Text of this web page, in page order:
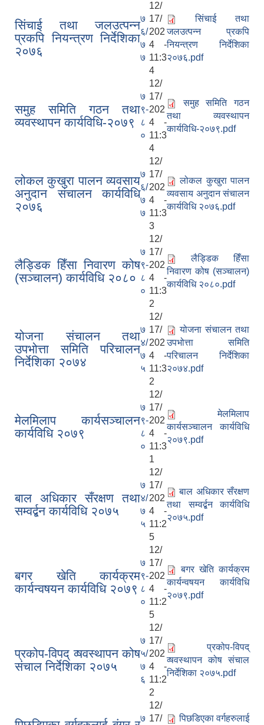
सिंचाई तथा जलउत्पन्न
प्रकपि नियन्त्रण निर्देशिका
२०७६
७
६/
७
७
12/
17/
202
4 -
11:3
4
सिंचाई तथा
जलउत्पन्न प्रकपि
नियन्त्रण निर्देशिका
२०७६.pdf
समुह समिति गठन तथा
व्यवस्थापन कार्यविधि-२०७९
७
९-
८
०
12/
17/
202
4 -
11:3
4
समुह समिति गठन
तथा व्यवस्थापन
कार्यविधि-२०७९.pdf
लोकल कुखुरा पालन व्यवसाय
अनुदान संचालन कार्यविधि
२०७६
७
६/
७
७
12/
17/
202
4 -
11:3
3
लोकल कुखुरा पालन
व्यवसाय अनुदान संचालन
कार्यविधि २०७६.pdf
लैड्डिक हिँसा निवारण कोष
(सञ्चालन) कार्यविधि २०८०
७
९-
८
०
12/
17/
202
4 -
11:3
2
लैड्डिक हिँसा
निवारण कोष (सञ्चालन)
कार्यविधि २०८०.pdf
योजना संचालन तथा
उपभोत्ता समिति परिचालन
निर्देशिका २०७४
७
४/
७
५
12/
17/
202
4 -
11:3
2
योजना संचालन तथा
उपभोत्ता समिति
परिचालन निर्देशिका
२०७४.pdf
म‍ेलमिलाप कार्यसञ्चालन
कार्यविधि २०७९
७
९-
८
०
12/
17/
202
4 -
11:3
1
म‍ेलमिलाप
कार्यसञ्चालन कार्यविधि
२०७९.pdf
बाल अधिकार सँरक्षण तथा
सम्वर्द्बन कार्यविधि २०७५
७
४/
७
५
12/
17/
202
4 -
11:2
5
बाल अधिकार सँरक्षण
तथा सम्वर्द्बन कार्यविधि
२०७५.pdf
बगर खेति कार्यक्रम
कार्यन्वष‍यन कार्यविधि २०७९
७
९-
८
०
12/
17/
202
4 -
11:2
5
बगर खेति कार्यक्रम
कार्यन्वष‍यन कार्यविधि
२०७९.pdf
प्रकोप-विपद् व्षवस्थापन कोष
संचाल निर्देशिका २०७५
७
५/
७
६
12/
17/
202
4 -
11:2
2
प्रकोप-विपद्
व्षवस्थापन कोष संचाल
निर्देशिका २०७५.pdf
७
12/
17/
पिछडिएका वर्गहरुलाई